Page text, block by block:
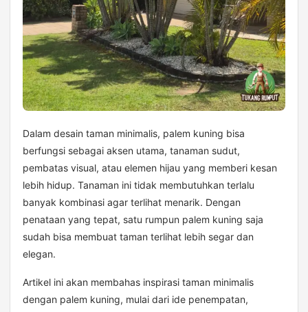
Dalam desain taman minimalis, palem kuning bisa
berfungsi sebagai aksen utama, tanaman sudut,
pembatas visual, atau elemen hijau yang memberi kesan
lebih hidup. Tanaman ini tidak membutuhkan terlalu
banyak kombinasi agar terlihat menarik. Dengan
penataan yang tepat, satu rumpun palem kuning saja
sudah bisa membuat taman terlihat lebih segar dan
elegan.
Artikel ini akan membahas inspirasi taman minimalis
dengan palem kuning, mulai dari ide penempatan,